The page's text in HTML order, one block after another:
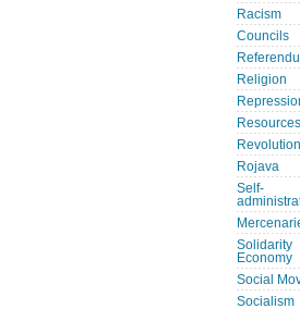
Racism
Councils
Religion
Resources
Revolution
Rojava
Self-
Solidarity
Economy
Social
Socialism